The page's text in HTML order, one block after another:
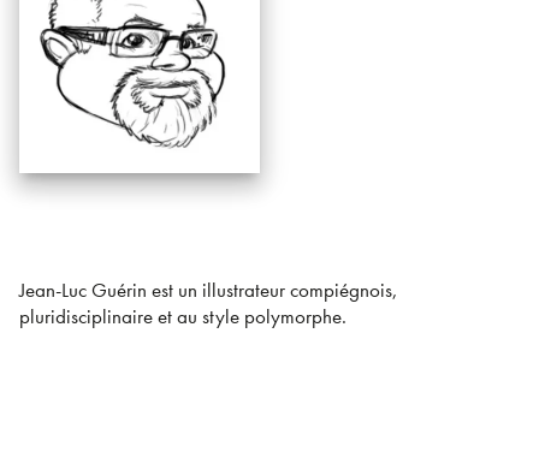
Jean-Luc Guérin est un illustrateur compiégnois,
pluridisciplinaire et au style polymorphe.